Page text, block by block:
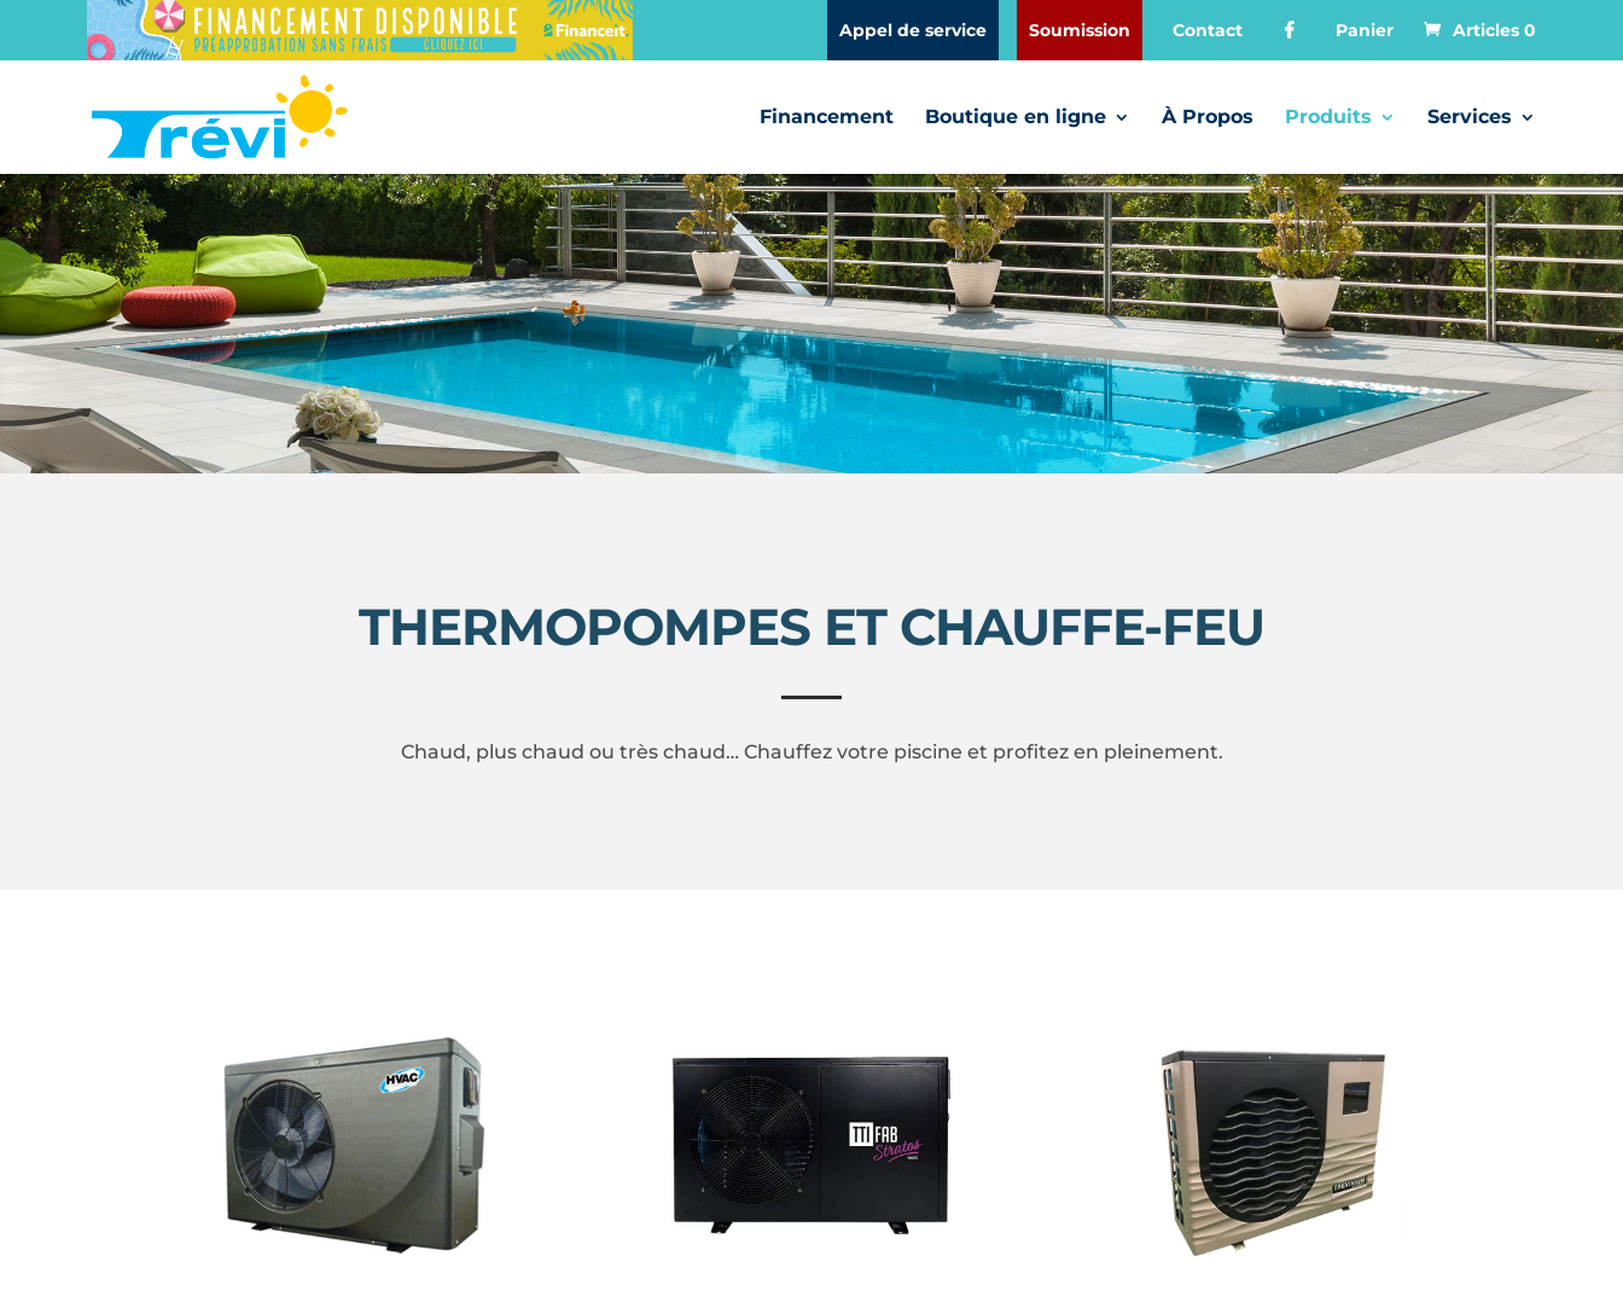
Appel de service Soumission Contact Panier Articles 0
Financement Boutique en ligne À Propos Produits Services
THERMOPOMPES ET CHAUFFE-FEU
Chaud, plus chaud ou très chaud… Chauffez votre piscine et profitez en pleinement.